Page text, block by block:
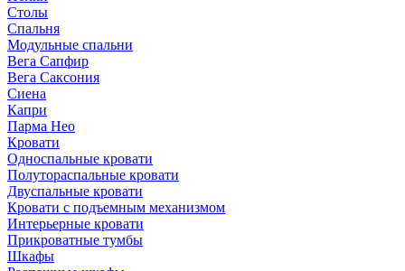
Столы
Спальня
Модульные спальни
Вега Сапфир
Вега Саксония
Сиена
Капри
Парма Нео
Кровати
Односпальные кровати
Полутораспальные кровати
Двуспальные кровати
Кровати с подъемным механизмом
Интерьерные кровати
Прикроватные тумбы
Шкафы